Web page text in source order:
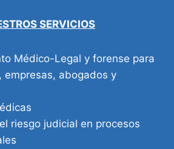
SERVICIOS
Médico-Legal y forense para
empresas, abogados y
riesgo judicial en procesos